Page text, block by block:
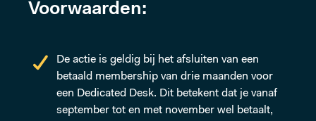
Voorwaarden:
De actie is geldig bij het afsluiten van een
betaald membership van drie maanden voor
een Dedicated Desk. Dit betekent dat je vanaf
september tot en met november wel betaalt,